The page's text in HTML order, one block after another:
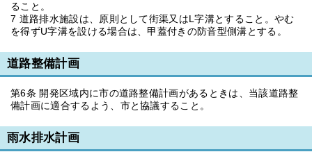
ること。
7 道路排水施設は、原則として街渠又はL字溝とすること。やむ
を得ずU字溝を設ける場合は、甲蓋付きの防音型側溝とする。
道路整備計画
第6条 開発区域内に市の道路整備計画があるときは、当該道路整
備計画に適合するよう、市と協議すること。
雨水排水計画